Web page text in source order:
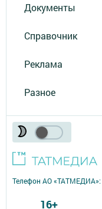
Документы
Справочник
Реклама
Разное
Телефон АО «ТАТМЕДИА»:
16+